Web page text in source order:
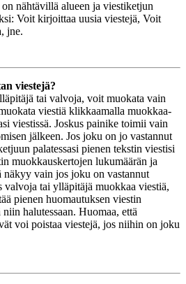
nähtävillä alueen ja viestiketjun
Voit kirjoittaa uusia viestejä, Voit
jne.
viestejä?
tai valvoja, voit muokata vain
viestiä klikkaamalla muokkaa-
viestissä. Joskus painike toimii vain
jälkeen. Jos joku on jo vastannut
palatessasi pienen tekstin viestisi
muokkauskertojen lukumäärän ja
näkyy vain jos joku on vastannut
valvoja tai ylläpitäjä muokkaa viestiä,
pienen huomautuksen viestin
halutessaan. Huomaa, että
voi poistaa viestejä, jos niihin on joku